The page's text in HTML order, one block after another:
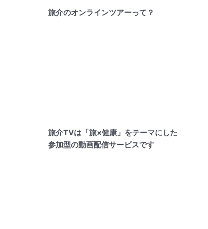
旅介のオンラインツアーって？
旅介TVは「旅×健康」をテーマにした
参加型の動画配信サービスです